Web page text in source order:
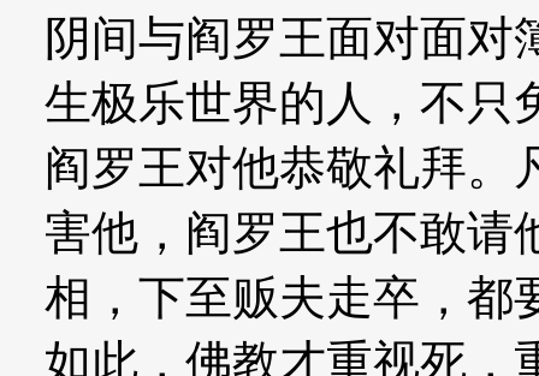
阴间与阎罗王面对面对
生极乐世界的人，不只
阎罗王对他恭敬礼拜。
害他，阎罗王也不敢请
相，下至贩夫走卒，都
如此，佛教才重视死，